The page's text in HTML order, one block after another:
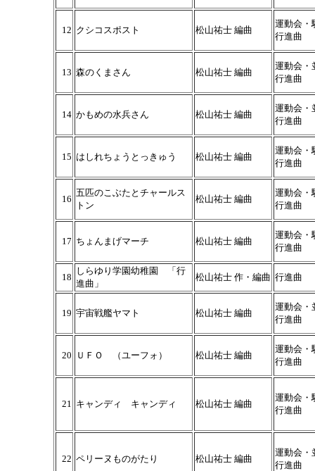
12 クシコスポスト 松山祐士 編曲
運動会・
行進曲
13 森のくまさん 松山祐士 編曲
運動会・
行進曲
14 かもめの水兵さん 松山祐士 編曲
運動会・
行進曲
15 はしれちょうとっきゅう 松山祐士 編曲
運動会・
行進曲
16
五匹のこぶたとチャールス
トン
松山祐士 編曲
運動会・
行進曲
17 ちょんまげマーチ 松山祐士 編曲
運動会・
行進曲
18
しらゆり学園幼稚園 「行
進曲」
松山祐士 作・編曲 行進曲
19 宇宙戦艦ヤマト 松山祐士 編曲
運動会・
行進曲
20 ＵＦＯ （ユーフォ） 松山祐士 編曲
運動会・
行進曲
21 キャンディ キャンディ 松山祐士 編曲
運動会・
行進曲
22 ペリーヌものがたり 松山祐士 編曲
運動会・
行進曲